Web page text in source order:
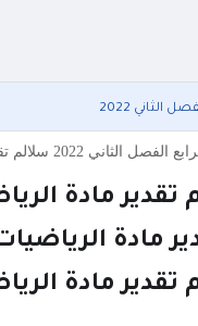
2022
الثاني 2022 سلالم تقدير مادة الرياضيات ل
تقدير مادة
مادة الرياضيات
تقدير مادة